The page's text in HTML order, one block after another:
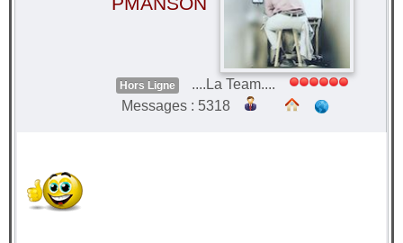
Hors Ligne
....La Team....
Messages : 5318